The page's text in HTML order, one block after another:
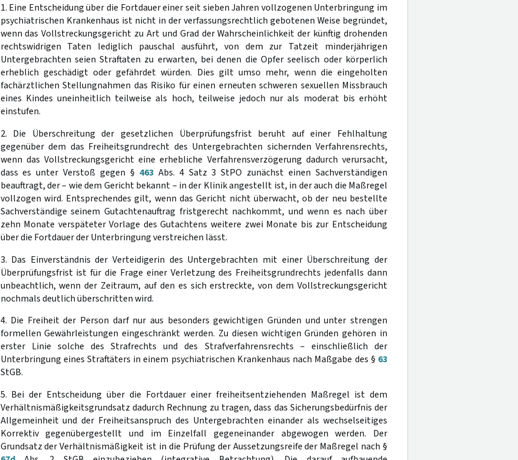
1. Eine Entscheidung über die Fortdauer einer seit sieben Jahren vollzogenen Unterbringung im
psychiatrischen Krankenhaus ist nicht in der verfassungsrechtlich gebotenen Weise begründet,
wenn das Vollstreckungsgericht zu Art und Grad der Wahrscheinlichkeit der künftig drohenden
rechtswidrigen Taten lediglich pauschal ausführt, von dem zur Tatzeit minderjährigen
Untergebrachten seien Straftaten zu erwarten, bei denen die Opfer seelisch oder körperlich
erheblich geschädigt oder gefährdet würden. Dies gilt umso mehr, wenn die eingeholten
fachärztlichen Stellungnahmen das Risiko für einen erneuten schweren sexuellen Missbrauch
eines Kindes uneinheitlich teilweise als hoch, teilweise jedoch nur als moderat bis erhöht
einstufen.
2. Die Überschreitung der gesetzlichen Überprüfungsfrist beruht auf einer Fehlhaltung
gegenüber dem das Freiheitsgrundrecht des Untergebrachten sichernden Verfahrensrechts,
wenn das Vollstreckungsgericht eine erhebliche Verfahrensverzögerung dadurch verursacht,
dass es unter Verstoß gegen § 463Abs. 4 Satz 3 StPO zunächst einen Sachverständigen
beauftragt, der – wie dem Gericht bekannt – in der Klinik angestellt ist, in der auch die Maßregel
vollzogen wird. Entsprechendes gilt, wenn das Gericht nicht überwacht, ob der neu bestellte
Sachverständige seinem Gutachtenauftrag fristgerecht nachkommt, und wenn es nach über
zehn Monate verspäteter Vorlage des Gutachtens weitere zwei Monate bis zur Entscheidung
über die Fortdauer der Unterbringung verstreichen lässt.
3. Das Einverständnis der Verteidigerin des Untergebrachten mit einer Überschreitung der
Überprüfungsfrist ist für die Frage einer Verletzung des Freiheitsgrundrechts jedenfalls dann
unbeachtlich, wenn der Zeitraum, auf den es sich erstreckte, von dem Vollstreckungsgericht
nochmals deutlich überschritten wird.
4. Die Freiheit der Person darf nur aus besonders gewichtigen Gründen und unter strengen
formellen Gewährleistungen eingeschränkt werden. Zu diesen wichtigen Gründen gehören in
erster Linie solche des Strafrechts und des Strafverfahrensrechts – einschließlich der
Unterbringung eines Straftäters in einem psychiatrischen Krankenhaus nach Maßgabe des § 63
StGB.
5. Bei der Entscheidung über die Fortdauer einer freiheitsentziehenden Maßregel ist dem
Verhältnismäßigkeitsgrundsatz dadurch Rechnung zu tragen, dass das Sicherungsbedürfnis der
Allgemeinheit und der Freiheitsanspruch des Untergebrachten einander als wechselseitiges
Korrektiv gegenübergestellt und im Einzelfall gegeneinander abgewogen werden. Der
Grundsatz der Verhältnismäßigkeit ist in die Prüfung der Aussetzungsreife der Maßregel nach §